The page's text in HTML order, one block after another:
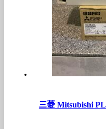
三菱 Mitsubishi